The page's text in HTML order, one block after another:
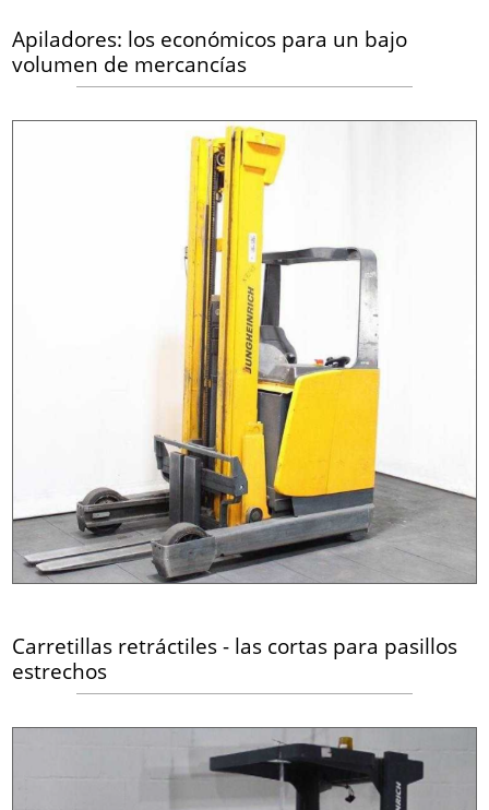
Apiladores: los económicos para un bajo
volumen de mercancías
Carretillas retráctiles - las cortas para pasillos
estrechos